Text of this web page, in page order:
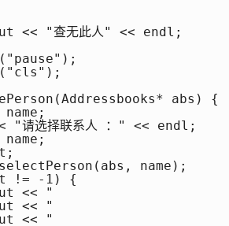
查无此人" << endl;
abs) {
选择联系人 ：" << endl;
name);
-1) {